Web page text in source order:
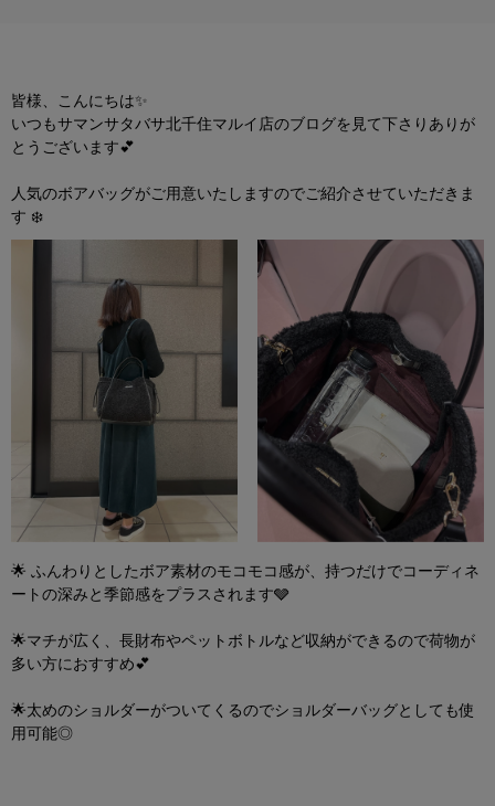
皆様、こんにちは✨
いつもサマンサタバサ北千住マルイ店のブログを見て下さりありが
とうございます💕
人気のボアバッグがご用意いたし ますのでご紹介させていただきま
す ❄️
🌟 ふんわりとしたボア素材のモコモコ感が、持つだけでコーディネ
ートの深みと季節感をプラスされます🩶
🌟マチが広く、長財布やペットボトルなど収納ができるので荷物が
多い方におすすめ💕
🌟太めのショルダーがついてくるのでショルダーバッグとしても使
用可能◎